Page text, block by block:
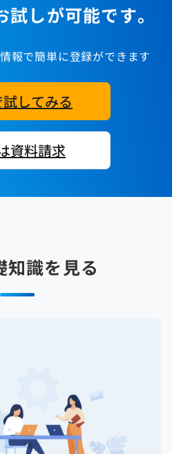
しが可能です。
報で簡単に登録ができます
してみる
資料請求
知識を見る